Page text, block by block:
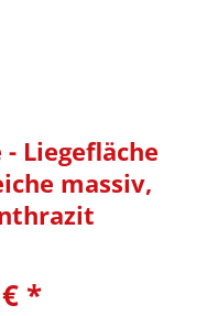
Liegefläche
massiv,
*